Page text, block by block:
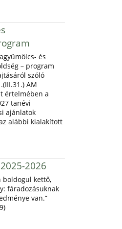
és
– program
szóló
AM
értelmében a
tanévi
ajánlatok
alábbi kialakított
2026
boldogul kettő,
fáradozásuknak
van.”